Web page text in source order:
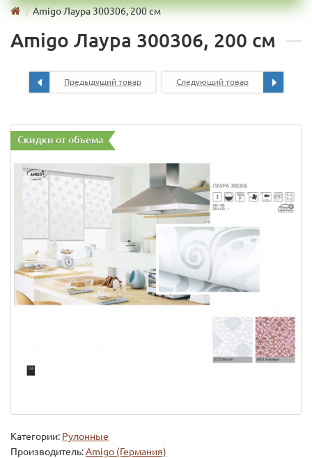
Amigo Лаура 300306, 200 см
Amigo Лаура 300306, 200 см
Предыдущий товар Следующий товар
Скидки от объема
Категории: Рулонные
Производитель:Amigo (Германия)